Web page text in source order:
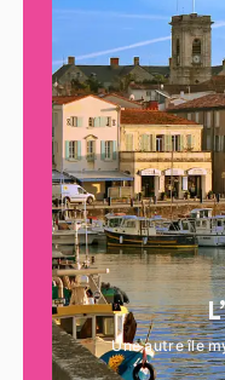
Une autre île